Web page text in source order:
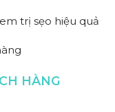
trị sẹo hiệu quả
HÀNG